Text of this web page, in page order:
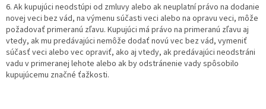
6. Ak kupujúci neodstúpi od zmluvy alebo ak neuplatní právo na dodanie
novej veci bez vád, na výmenu súčasti veci alebo na opravu veci, môže
požadovať primeranú zľavu. Kupujúci má právo na primeranú zľavu aj
vtedy, ak mu predávajúci nemôže dodať novú vec bez vád, vymeniť
súčasť veci alebo vec opraviť, ako aj vtedy, ak predávajúci neodstráni
vadu v primeranej lehote alebo ak by odstránenie vady spôsobilo
kupujúcemu značné ťažkosti.